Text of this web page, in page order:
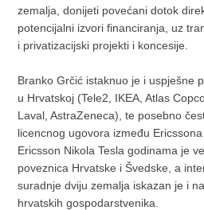
zemalja, donijeti povećani dotok
potencijalni izvori financiranja, uz
i privatizacijski projekti i koncesije.
Branko Grčić istaknuo je i uspješne
u Hrvatskoj (Tele2, IKEA, Atlas
Laval, AstraZeneca), te posebno
licencnog ugovora između
Ericsson Nikola Tesla godinama je
poveznica Hrvatske i Švedske, a
suradnje dviju zemalja iskazan je i
hrvatskih gospodarstvenika.